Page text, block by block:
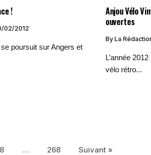
!
02/2012
poursuit sur Angers et
Anjou Vélo
ouvertes
By La
L’année
vélo rétro...
… 268 Suivant »